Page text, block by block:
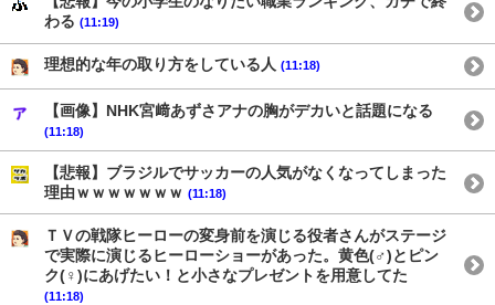
わる (11:19)
理想的な年の取り方をしている人 (11:18)
【画像】NHK宮﨑あずさアナの胸がデカいと話題になる
(11:18)
【悲報】ブラジルでサッカーの人気がなくなってしまった
理由ｗｗｗｗｗｗｗ (11:18)
ＴＶの戦隊ヒーローの変身前を演じる役者さんがステージ
で実際に演じるヒーローショーがあった。黄色(♂)とピン
ク(♀)にあげたい！と小さなプレゼントを用意してた
(11:18)